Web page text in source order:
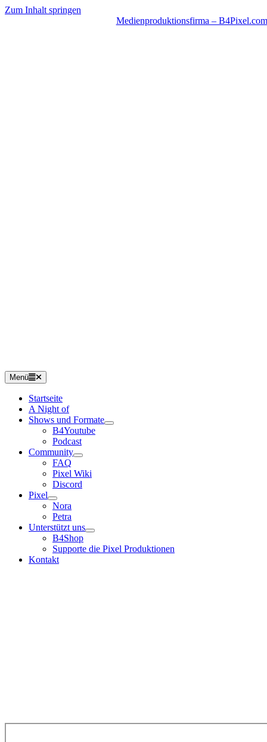
Zum Inhalt springen
Medienproduktionsfirma – B4Pixel.com
Menü
Startseite
A Night of
Shows und Formate
B4Youtube
Podcast
Community
FAQ
Pixel Wiki
Discord
Pixel
Nora
Petra
Unterstützt uns
B4Shop
Supporte die Pixel Produktionen
Kontakt